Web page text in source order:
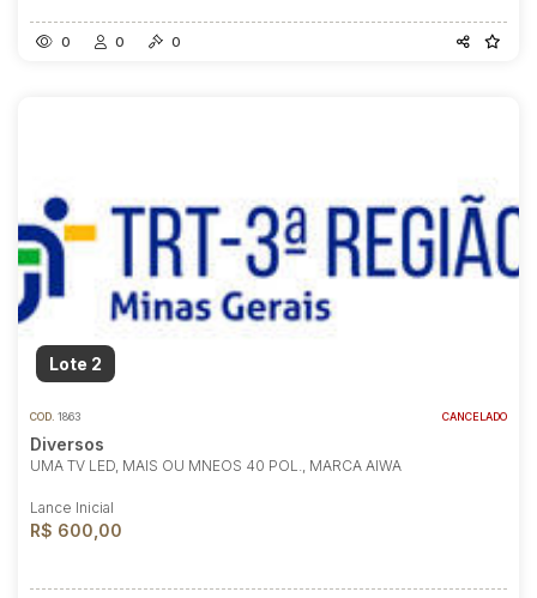
0 0 0
Lote 2
COD. 1863 CANCELADO
Diversos
UMA TV LED, MAIS OU MNEOS 40 POL., MARCA AIWA
Lance Inicial
R$ 600,00